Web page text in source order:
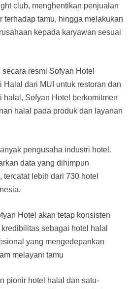
club, menghentikan penjualan
terhadap tamu, hingga melakukan
kepada karyawan sesuai
resmi Sofyan Hotel
Halal dari MUI untuk restoran dan
halal, Sofyan Hotel berkomitmen
halal pada produk dan layanan
pengusaha industri hotel.
data yang dihimpun
lebih dari 730 hotel
Hotel akan tetap konsisten
sebagai hotel halal
yang mengedepankan
melayani tamu
pionir hotel halal dan satu-